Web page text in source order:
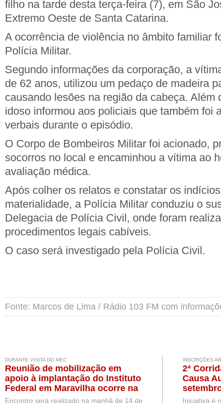
filho na tarde desta terça-feira (7), em São
Extremo Oeste de Santa Catarina.
A ocorrência de violência no âmbito familiar
Polícia Militar.
Segundo informações da corporação, a
de 62 anos, utilizou um pedaço de madeira
causando lesões na região da cabeça. Além
idoso informou aos policiais que também foi
verbais durante o episódio.
O Corpo de Bombeiros Militar foi acionado,
socorros no local e encaminhou a vítima ao
avaliação médica.
Após colher os relatos e constatar os
materialidade, a Polícia Militar conduziu o
Delegacia de Polícia Civil, onde foram
procedimentos legais cabíveis.
O caso será investigado pela Polícia Civil.
Fonte: Marcos de Lima / Rádio 103 FM com
DURANTE VISITA DO MEC
Reunião de mobilização em
apoio à implantação do Instituto
Federal em Maravilha ocorre na
próxima semana, durante visita
Encontro será realizado na manhã de 14 de
INSCRIÇÕES
2ª
Causa
Iniciativa é